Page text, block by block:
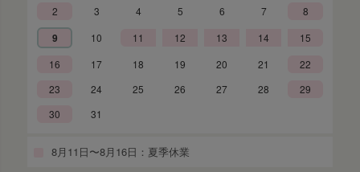
2
3 4 5 6 7 8
9 10 11 12 13 14
15
16
17 18 19 20 21
22
23
24 25 26 27 28
29
30
31
8月11日〜8月16日：夏季休業